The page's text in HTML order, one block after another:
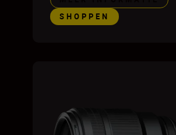
SHOPPEN